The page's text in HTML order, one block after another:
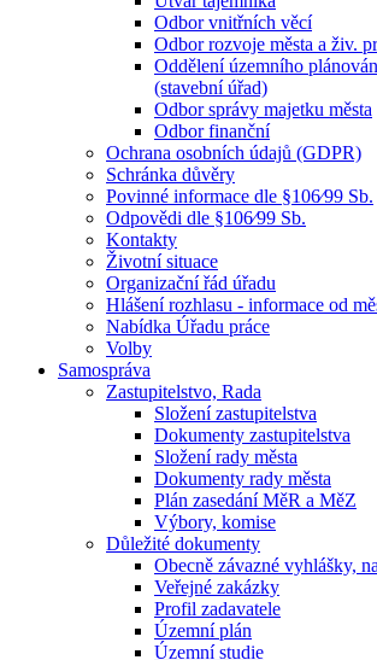
Odbor vnitřních věcí
Odbor rozvoje města a živ.
Oddělení územního
(stavební úřad)
Odbor správy majetku města
Odbor finanční
Ochrana osobních údajů (GDPR)
Schránka důvěry
Povinné informace dle §106⁄99 Sb.
Odpovědi dle §106⁄99 Sb.
Kontakty
Životní situace
Organizační řád úřadu
Hlášení rozhlasu - informace od
Nabídka Úřadu práce
Volby
Samospráva
Zastupitelstvo, Rada
Složení zastupitelstva
Dokumenty zastupitelstva
Složení rady města
Dokumenty rady města
Plán zasedání MěR a MěZ
Výbory, komise
Důležité dokumenty
Obecně závazné vyhlášky,
Veřejné zakázky
Profil zadavatele
Územní plán
Územní studie